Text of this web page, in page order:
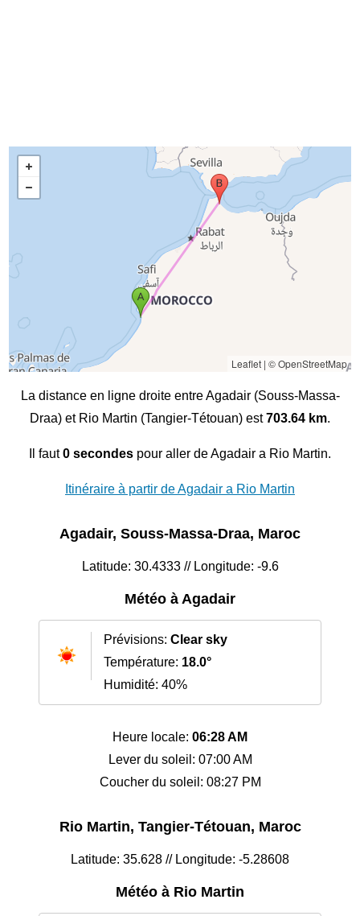
Leaflet| © OpenStreetMap
La distance en ligne droite entre Agadair (Souss-Massa-
Draa) et Rio Martin (Tangier-Tétouan) est703.64 km.
Il faut0 secondes pour aller de Agadair a Rio Martin.
Itinéraire à partir de Agadair a Rio Martin
Agadair, Souss-Massa-Draa, Maroc
Latitude: 30.4333 // Longitude: -9.6
Météo à Agadair
Prévisions: Clear sky
Température: 18.0°
Humidité: 40%
Heure locale: 06:28 AM
Lever du soleil: 07:00 AM
Coucher du soleil: 08:27 PM
Rio Martin, Tangier-Tétouan, Maroc
Latitude: 35.628 // Longitude: -5.28608
Météo à Rio Martin